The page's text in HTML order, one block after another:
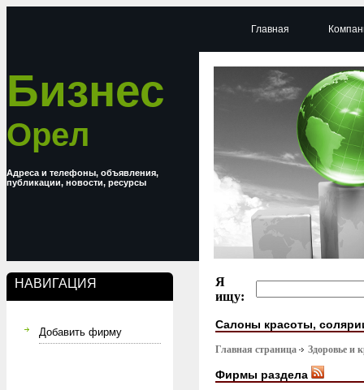
Бизнес
Орел
Адреса и телефоны, объявления,
публикации, новости, ресурсы
НАВИГАЦИЯ
Добавить фирму
Главная
Я
ищу:
Салоны красоты,
Главная страница Здоровье и
Фирмы раздела